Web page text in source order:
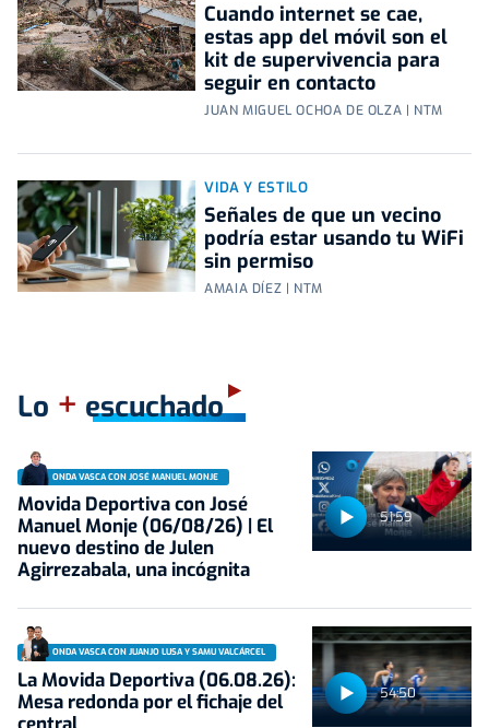
Cuando internet se cae,
estas app del móvil son el
kit de supervivencia para
seguir en contacto
JUAN MIGUEL OCHOA DE OLZA | NTM
VIDA Y ESTILO
Señales de que un vecino
podría estar usando tu WiFi
sin permiso
AMAIA DÍEZ | NTM
Lo + escuchado
51:59
ONDA VASCA CON JOSÉ MANUEL MONJE
Movida Deportiva con José
Manuel Monje (06/08/26) | El
nuevo destino de Julen
Agirrezabala, una incógnita
54:50
ONDA VASCA CON JUANJO LUSA Y SAMU VALCÁRCEL
La Movida Deportiva (06.08.26):
Mesa redonda por el fichaje del